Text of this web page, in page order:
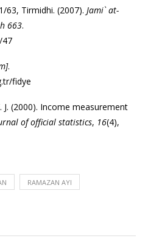
63, Tirmidhi. (2007). Jami` at-
663.
47
.
fidye
J. (2000). Income measurement
of official statistics, 16(4),
RAMAZAN AYI